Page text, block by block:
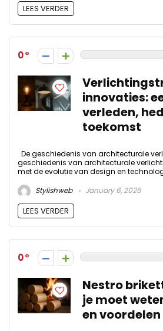
LEES VERDER
0
innovaties:
verleden,
toekomst
De geschiedenis van architecturale
geschiedenis van architecturale
met de evolutie van design en
Stylishweb
January 6, 2026
LEES VERDER
0
Nestro
je moet
en voordelen